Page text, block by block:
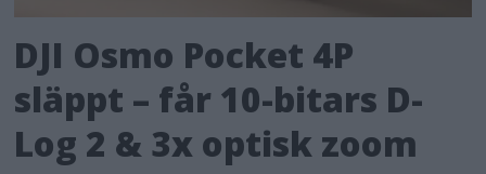
DJI Osmo Pocket 4P
släppt – får 10-bitars D-
Log 2 & 3x optisk zoom